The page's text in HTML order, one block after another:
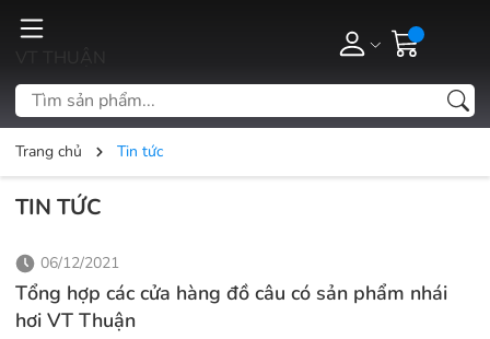
Trang chủ Tin tức
TIN TỨC
06/12/2021
Tổng hợp các cửa hàng đồ câu có sản phẩm nhái
hơi VT Thuận